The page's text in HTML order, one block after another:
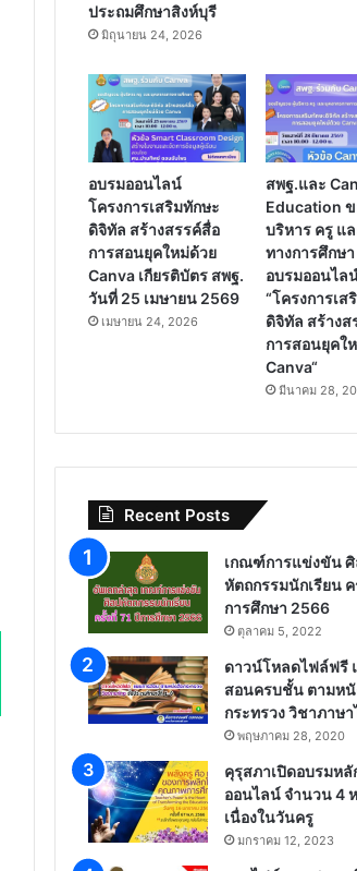
ประถมศึกษาสิงห์บุรี
มิถุนายน 24, 2026
อบรมออนไลน์
โครงการเสริมทักษะ
ดิจิทัล สร้างสรรค์สื่อ
การสอนยุคใหม่ด้วย
Canva เกียรติบัตร สพฐ.
วันที่ 25 เมษายน 2569
เมษายน 24, 2026
สพฐ.และ
Education
บริหาร ครู แ
ทางการศึกษ
อบรมออนไล
“โครงการเส
ดิจิทัล สร้างส
การสอนยุคใ
Canva“
มีนาคม 28,
Recent Posts
เกณฑ์การแข่งขัน
หัตถกรรมนักเรียน ค
การศึกษา 2566
ตุลาคม 5, 2022
ดาวน์โหลดไฟล์ฟรี
สอนครบชั้น ตามหนั
กระทรวง วิชาภาษ
พฤษภาคม 28, 2020
คุรุสภาเปิดอบรมหลั
ออนไลน์ จำนวน 4
เนื่องในวันครู
มกราคม 12, 2023